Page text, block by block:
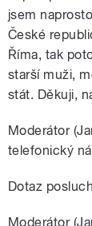
jsem
České
Říma, tak
starší muži,
stát. Děkuji,
Moderátor
telefonický
Dotaz
Moderátor